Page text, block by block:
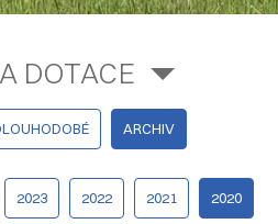
DOTACE
ARCHIV
2023 2022 2021 2020